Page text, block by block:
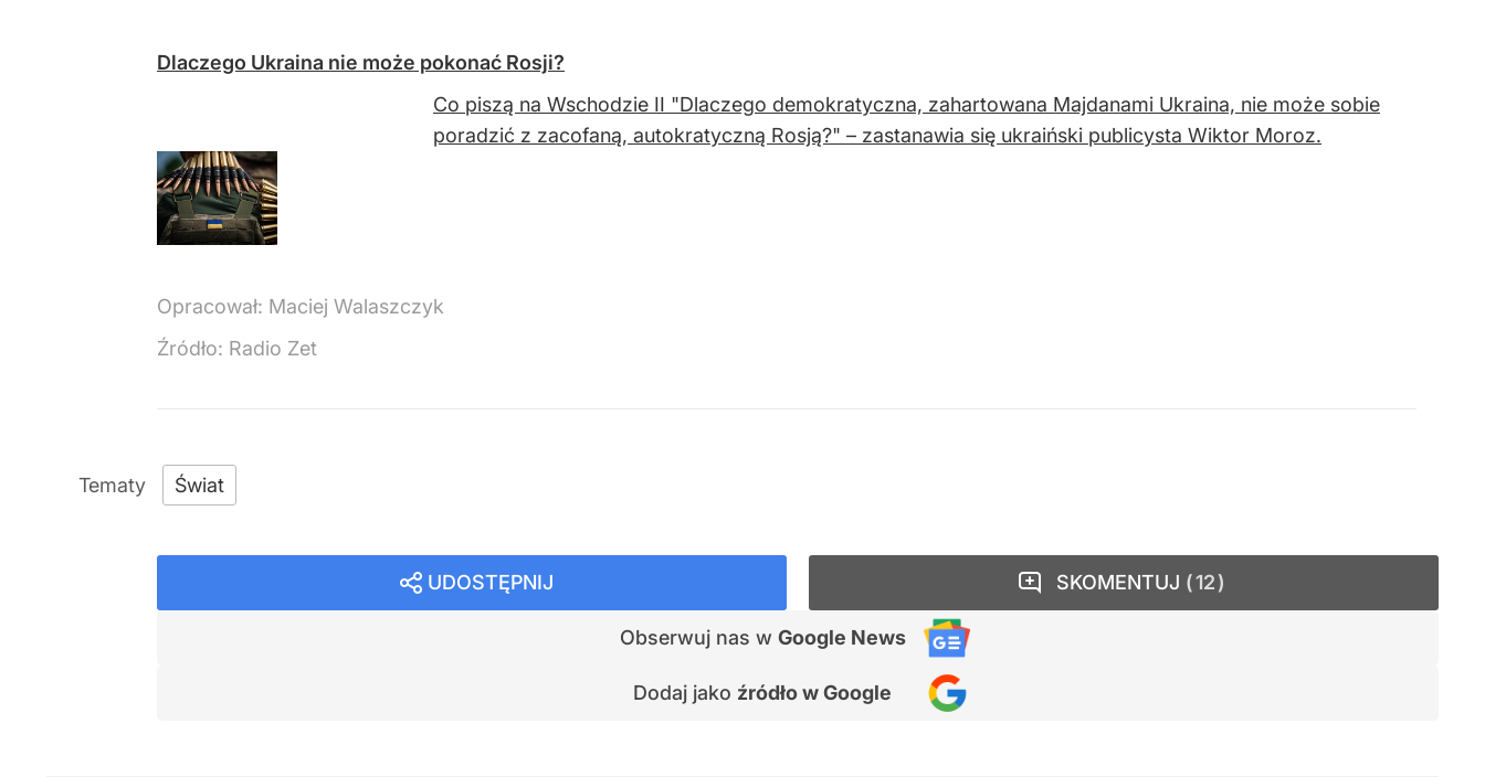
Dlaczego Ukraina nie może pokonać Rosji?
Co piszą na Wschodzie II "Dlaczego demokratyczna, zahartowana Majdanami Ukraina, nie może sobie
poradzić z zacofaną, autokratyczną Rosją?" – zastanawia się ukraiński publicysta Wiktor Moroz.
Opracował: Maciej Walaszczyk
Źródło: Radio Zet
Świat
UDOSTĘPNIJ
Obserwuj nas w Google News
Dodaj jako źródło w Google
SKOMENTUJ 12